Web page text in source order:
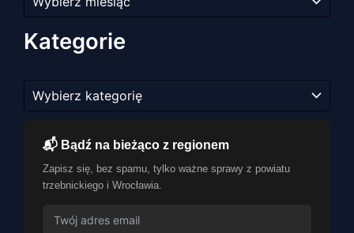
artykułów
Kategorie
📬 Bądź na bieżąco z regionem
Zapisz się, bez spamu, tylko ważne sprawy z powiatu
trzebnickiego i Wrocławia.